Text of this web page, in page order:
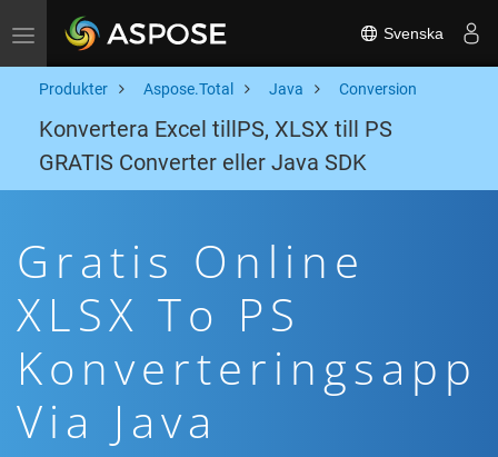
Toggle navigation Svenska
Produkter Aspose.Total Java Conversion
Konvertera Excel tillPS, XLSX till PS
GRATIS Converter eller Java SDK
Gratis Online
XLSX To PS
Konverteringsapp
Via Java